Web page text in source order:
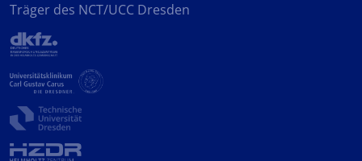
Träger des NCT/UCC Dresden